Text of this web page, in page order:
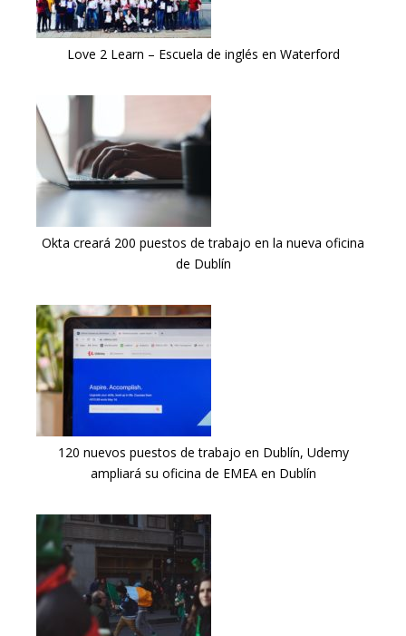
Love 2 Learn – Escuela de inglés en Waterford
Okta creará 200 puestos de trabajo en la nueva oficina
de Dublín
120 nuevos puestos de trabajo en Dublín, Udemy
ampliará su oficina de EMEA en Dublín